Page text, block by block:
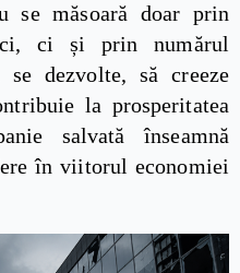
se măsoară doar prin
ci și prin numărul
dezvolte, să creeze
la prosperitatea
salvată înseamnă
în viitorul economiei